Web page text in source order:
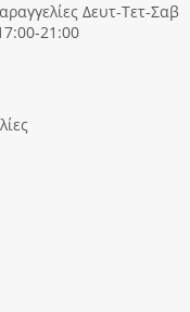
Δευτ-Τετ-Σαβ
21:00